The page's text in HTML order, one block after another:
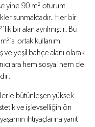
yine 90 m² oturum
sunmaktadır. Her bir
bir alan ayrılmıştır. Bu
ortak kullanım
ve yeşil bahçe alanı olarak
hem sosyal hem de
bütünleşen yüksek
ve işlevselliğin ön
ihtiyaçlarına yanıt